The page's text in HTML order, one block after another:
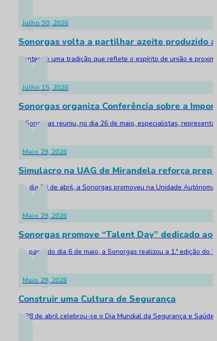
Julho 30, 2026
Sonorgas volta a partilhar azeite produzido
Mantendo uma tradição que reflete o espírito de união e
Julho 15, 2026
Sonorgas organiza Conferência sobre a
A Sonorgas reuniu, no dia 26 de maio, especialistas,
Maio 29, 2026
Simulacro na UAG de Mirandela reforça
No dia 28 de abril, a Sonorgas promoveu na Unidade
Maio 29, 2026
Sonorgas promove “Talent Day” dedicado
No passado dia 6 de maio, a Sonorgas realizou a 1.ª edição
Maio 29, 2026
Construir uma Cultura de Segurança
A 28 de abril celebrou-se o Dia Mundial da Segurança e